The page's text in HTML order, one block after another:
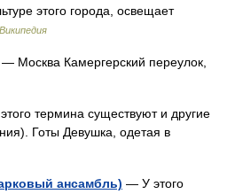
этого города, освещает
Википедия
— Москва Камергерский переулок,
термина существуют и другие
Готы Девушка, одетая в
ансамбль) — У этого